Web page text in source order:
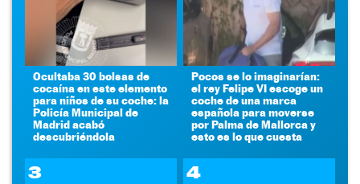
Ocultaba 30 bolsas de
cocaína en este elemento
para niños de su coche: la
Policía Municipal de
Madrid acabó
descubriéndola
Pocos se lo imaginarían:
el rey Felipe VI escoge un
coche de una marca
española para moverse
por Palma de Mallorca y
esto es lo que cuesta
3 4